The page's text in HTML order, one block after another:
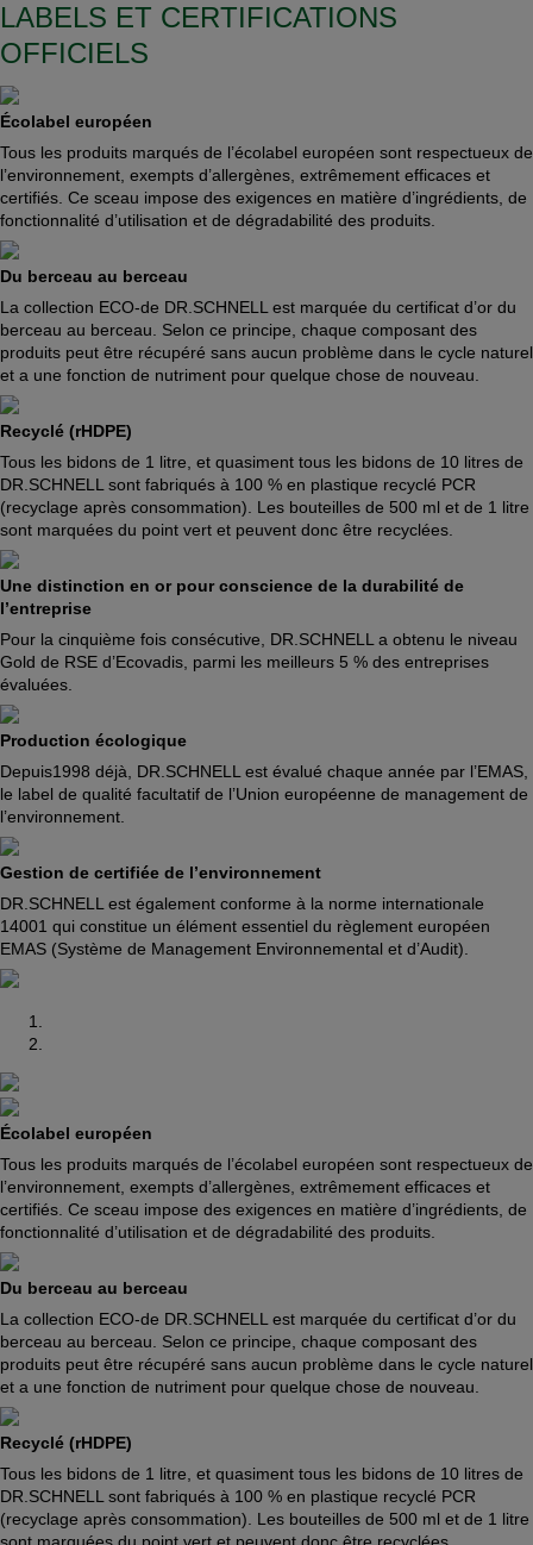
LABELS ET CERTIFICATIONS
OFFICIELS
Écolabel européen
Tous les produits marqués de l’écolabel européen sont respectueux de
l’environnement, exempts d’allergènes, extrêmement efficaces et
certifiés. Ce sceau impose des exigences en matière d’ingrédients, de
fonctionnalité d’utilisation et de dégradabilité des produits.
Du berceau au berceau
La collection ECO-de DR.SCHNELL est marquée du certificat d’or du
berceau au berceau. Selon ce principe, chaque composant des
produits peut être récupéré sans aucun problème dans le cycle naturel
et a une fonction de nutriment pour quelque chose de nouveau.
Recyclé (rHDPE)
Tous les bidons de 1 litre, et quasiment tous les bidons de 10 litres de
DR.SCHNELL sont fabriqués à 100 % en plastique recyclé PCR
(recyclage après consommation). Les bouteilles de 500 ml et de 1 litre
sont marquées du point vert et peuvent donc être recyclées.
Une distinction en or pour conscience de la durabilité de
l’entreprise
Pour la cinquième fois consécutive, DR.SCHNELL a obtenu le niveau
Gold de RSE d’Ecovadis, parmi les meilleurs 5 % des entreprises
évaluées.
Production écologique
Depuis1998 déjà, DR.SCHNELL est évalué chaque année par l’EMAS,
le label de qualité facultatif de l’Union européenne de management de
l’environnement.
Gestion de certifiée de l’environnement
DR.SCHNELL est également conforme à la norme internationale
14001 qui constitue un élément essentiel du règlement européen
EMAS (Système de Management Environnemental et d’Audit).
Écolabel européen
Tous les produits marqués de l’écolabel européen sont respectueux de
l’environnement, exempts d’allergènes, extrêmement efficaces et
certifiés. Ce sceau impose des exigences en matière d’ingrédients, de
fonctionnalité d’utilisation et de dégradabilité des produits.
Du berceau au berceau
La collection ECO-de DR.SCHNELL est marquée du certificat d’or du
berceau au berceau. Selon ce principe, chaque composant des
produits peut être récupéré sans aucun problème dans le cycle naturel
et a une fonction de nutriment pour quelque chose de nouveau.
Recyclé (rHDPE)
Tous les bidons de 1 litre, et quasiment tous les bidons de 10 litres de
DR.SCHNELL sont fabriqués à 100 % en plastique recyclé PCR
(recyclage après consommation). Les bouteilles de 500 ml et de 1 litre